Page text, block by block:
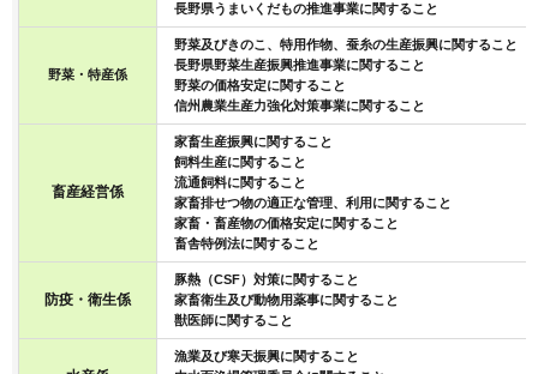
長野県うまいくだもの推進事業に関すること
野菜・特産係
野菜及びきのこ、特用作物、蚕糸の生産振興に関すること
長野県野菜生産振興推進事業に関すること
野菜の価格安定に関すること
信州農業生産力強化対策事業に関すること
畜産経営係
家畜生産振興に関すること
飼料生産に関すること
流通飼料に関すること
家畜排せつ物の適正な管理、利用に関すること
家畜・畜産物の価格安定に関すること
畜舎特例法に関すること
防疫・衛生係
豚熱（CSF）対策に関すること
家畜衛生及び動物用薬事に関すること
獣医師に関すること
漁業及び寒天振興に関すること